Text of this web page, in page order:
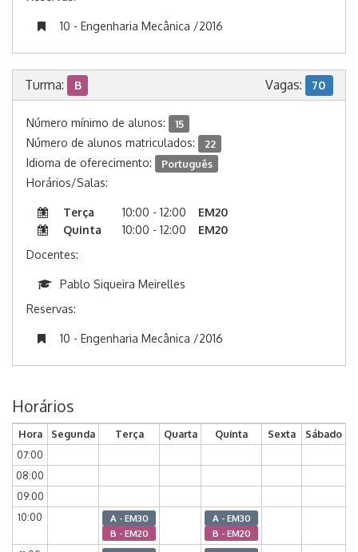
10 - Engenharia Mecânica /2016
Turma: B Vagas: 70
Número mínimo de alunos: 15
Número de alunos matriculados: 22
Idioma de oferecimento: Português
Horários/Salas:
Terça 10:00 - 12:00
EM20
Quinta
10:00 - 12:00
EM20
Docentes:
Pablo Siqueira Meirelles
Reservas:
10 - Engenharia Mecânica /2016
Horários
Hora Segunda Terça Quarta Quinta Sexta
Sábado
07:00
08:00
09:00
10:00
A - EM30
B - EM20
A - EM30
B - EM20